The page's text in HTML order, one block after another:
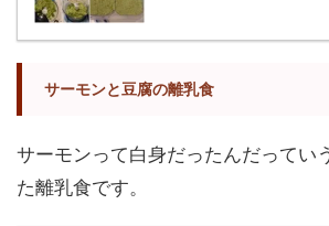
サーモンと豆腐の離乳食
サーモンって白身だったんだってい
た離乳食です。